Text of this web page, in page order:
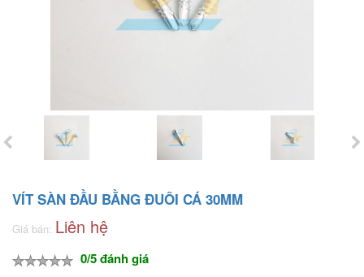
VÍT SÀN ĐẦU BẰNG ĐUÔI CÁ 30MM
Giá bán: Liên hệ
0/5 đánh giá